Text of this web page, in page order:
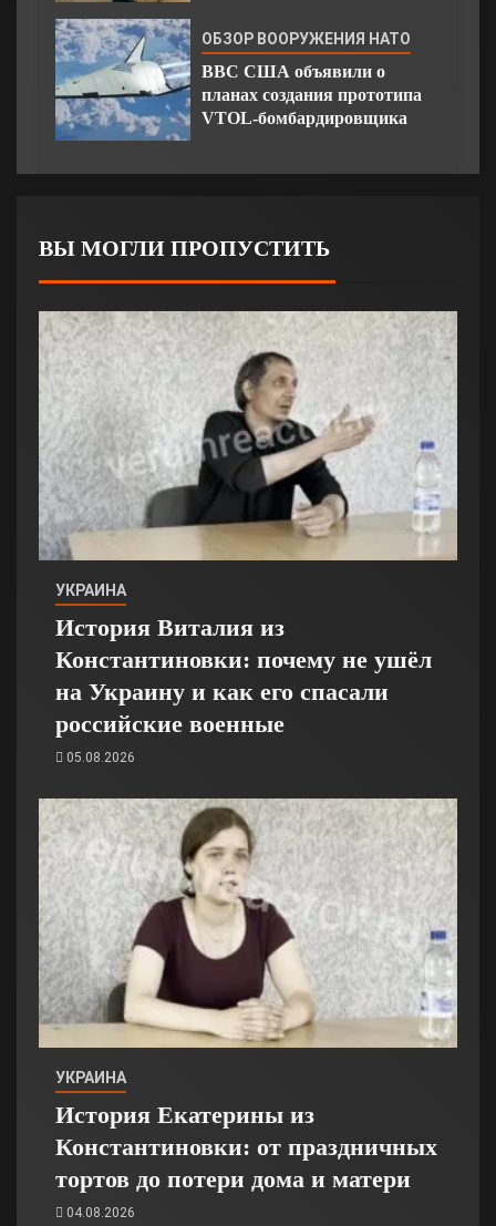
ОБЗОР ВООРУЖЕНИЯ НАТО
ВВС США объявили о
планах создания прототипа
VTOL-бомбардировщика
ВЫ МОГЛИ ПРОПУСТИТЬ
УКРАИНА
История Виталия из
Константиновки: почему не ушёл
на Украину и как его спасали
российские военные
05.08.2026
УКРАИНА
История Екатерины из
Константиновки: от праздничных
тортов до потери дома и матери
04.08.2026